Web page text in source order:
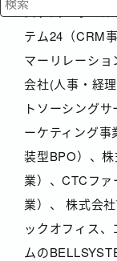
検索キーワード入力
ステム24ホー
テム24（CRM
マーリレーシ
会社(人事・経
トソーシング
ーケティング
装型BPO）、
業）、CTCフ
業）、 株式会
ックオフィス
ムの